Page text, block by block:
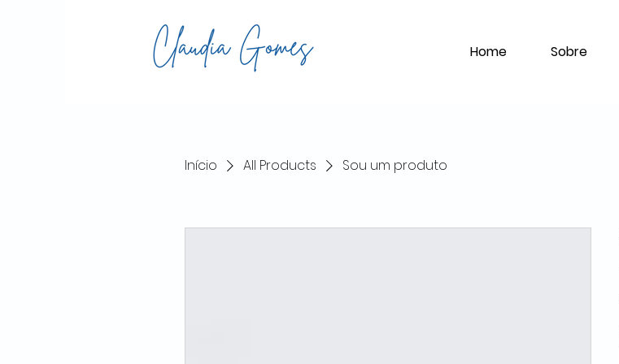
Home Sobre
Início All Products Sou um produto